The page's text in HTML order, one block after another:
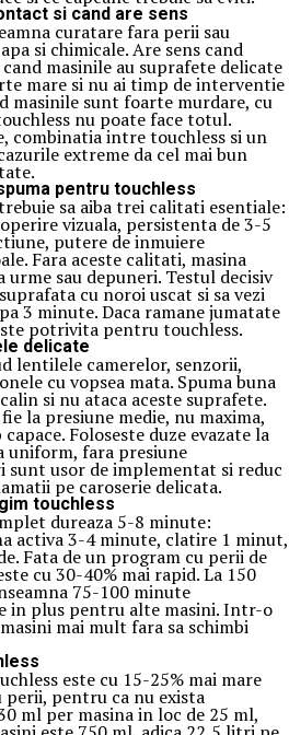
si cand are sens
curatare fara perii sau
si chimicale. Are sens cand
masinile au suprafete delicate
mare si nu ai timp de interventie
masinile sunt foarte murdare, cu
nu poate face totul.
combinatia intre touchless si un
extreme da cel mai bun
pentru touchless
sa aiba trei calitati esentiale:
vizuala, persistenta de 3-5
putere de inmuiere
Fara aceste calitati, masina
urme sau depuneri. Testul decisiv
cu noroi uscat si sa vezi
3 minute. Daca ramane jumatate
potrivita pentru touchless.
delicate
lentilele camerelor, senzorii,
cu vopsea mata. Spuma buna
si nu ataca aceste suprafete.
la presiune medie, nu maxima,
Foloseste duze evazate la
uniform, fara presiune
sunt usor de implementat si reduc
pe caroserie delicata.
touchless
dureaza 5-8 minute:
activa 3-4 minute, clatire 1 minut,
Fata de un program cu perii de
cu 30-40% mai rapid. La 150
75-100 minute
in plus pentru alte masini. Intr-o
mai mult fara sa schimbi
este cu 15-25% mai mare
pentru ca nu exista
ml per masina in loc de 25 ml,